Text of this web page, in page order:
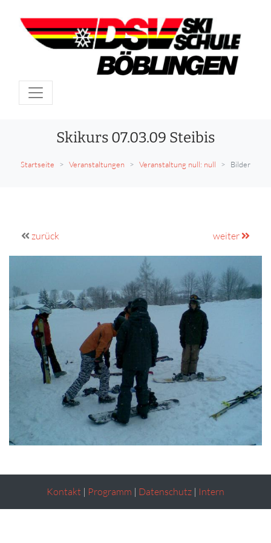
Skikurs 07.03.09 Steibis
Startseite Veranstaltungen Veranstaltung null: null Bilder
zurück weiter
Kontakt | Programm | Datenschutz | Intern